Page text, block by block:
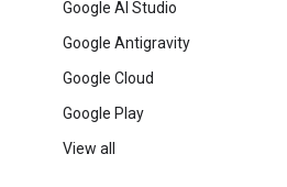
Google AI Studio
Google Antigravity
Google Cloud
Google Play
View all